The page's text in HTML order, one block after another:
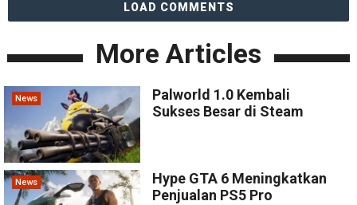
LOAD COMMENTS
More Articles
News
Palworld 1.0 Kembali
Sukses Besar di Steam
News
Hype GTA 6 Meningkatkan
Penjualan PS5 Pro